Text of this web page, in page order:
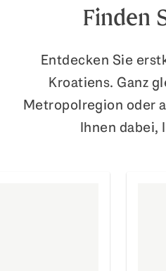
Finden
Entdecken Sie
Kroatiens. Ganz
Metropolregion oder
Ihnen dabei,